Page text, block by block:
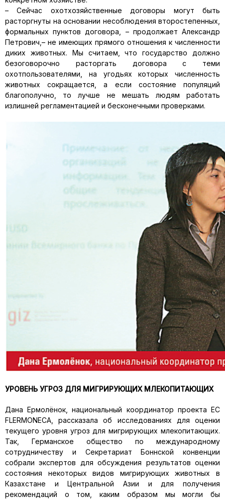
– Сейчас охотхозяйственные договоры могут быть
расторгнуты на основании несоблюдения второстепенных,
формальных пунктов договора, – продолжает Александр
Петрович,– не имеющих прямого отношения к численности
диких животных. Мы считаем, что государство должно
безоговорочно расторгать договора с теми
охотпользователями, на угодьях которых численность
животных сокращается, а если состояние популяций
благополучно, то лучше не мешать людям работать
излишней регламентацией и бесконечными проверками.
УРОВЕНЬ УГРОЗ ДЛЯ МИГРИРУЮЩИХ МЛЕКОПИТАЮЩИХ
Дана Ермолёнок, национальный координатор проекта ЕС
FLERMONECA, рассказала об исследованиях для оценки
текущего уровня угроз для мигрирующих млекопитающих.
Так, Германское общество по международному
сотрудничеству и Секретариат Боннской конвенции
собрали экспертов для обсуждения результатов оценки
состояния некоторых видов мигрирующих животных в
Казахстане и Центральной Азии и для получения
рекомендаций о том, каким образом мы могли бы